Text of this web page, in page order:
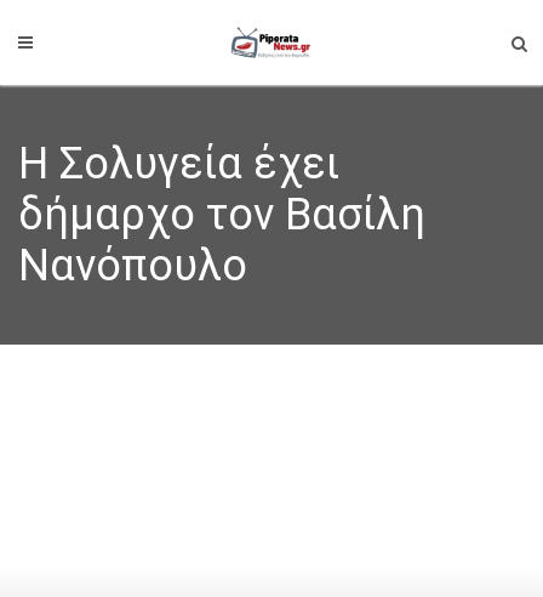
Η Σολυγεία έχει
δήμαρχο τον Βασίλη
Νανόπουλο